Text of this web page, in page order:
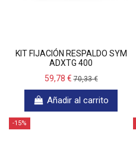
KIT FIJACIÓN RESPALDO SYM
ADXTG 400
59,78 €70,33 €
Añadir al carrito
-15%